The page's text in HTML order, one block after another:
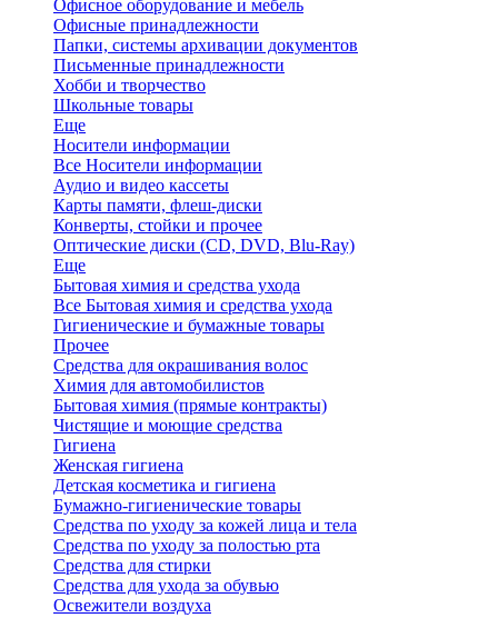
Офисное оборудование и мебель
Офисные принадлежности
Папки, системы архивации документов
Письменные принадлежности
Хобби и творчество
Школьные товары
Еще
Носители информации
Все Носители информации
Аудио и видео кассеты
Карты памяти, флеш-диски
Конверты, стойки и прочее
Оптические диски (CD, DVD, Blu-Ray)
Еще
Бытовая химия и средства ухода
Все Бытовая химия и средства ухода
Гигиенические и бумажные товары
Прочее
Средства для окрашивания волос
Химия для автомобилистов
Бытовая химия (прямые контракты)
Чистящие и моющие средства
Гигиена
Женская гигиена
Детская косметика и гигиена
Бумажно-гигиенические товары
Средства по уходу за кожей лица и тела
Средства по уходу за полостью рта
Средства для стирки
Средства для ухода за обувью
Освежители воздуха